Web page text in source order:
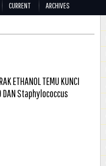
CURRENT ARCHIVES
ETHANOL TEMU KUNCI
DAN Staphylococcus